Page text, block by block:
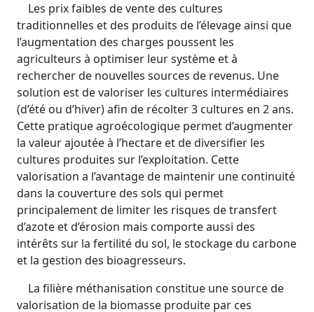
Les prix faibles de vente des cultures
traditionnelles et des produits de l’élevage ainsi que
l’augmentation des charges poussent les
agriculteurs à optimiser leur système et à
rechercher de nouvelles sources de revenus. Une
solution est de valoriser les cultures intermédiaires
(d’été ou d’hiver) afin de récolter 3 cultures en 2 ans.
Cette pratique agroécologique permet d’augmenter
la valeur ajoutée à l’hectare et de diversifier les
cultures produites sur l’exploitation. Cette
valorisation a l’avantage de maintenir une continuité
dans la couverture des sols qui permet
principalement de limiter les risques de transfert
d’azote et d’érosion mais comporte aussi des
intérêts sur la fertilité du sol, le stockage du carbone
et la gestion des bioagresseurs.
La filière méthanisation constitue une source de
valorisation de la biomasse produite par ces